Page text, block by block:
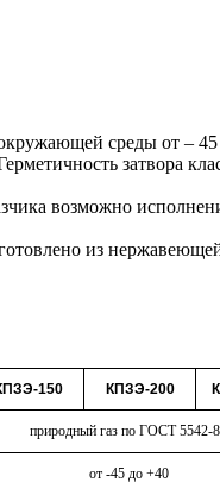
среды от –
затвора
возможно
из
150 КПЗЭ-200
природный газ по ГОСТ 5542-
от -45 до +40